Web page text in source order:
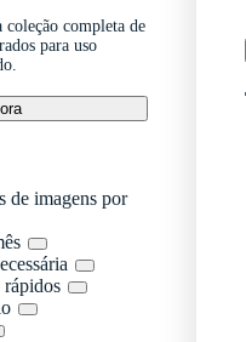
coleção completa de
para uso
de imagens por